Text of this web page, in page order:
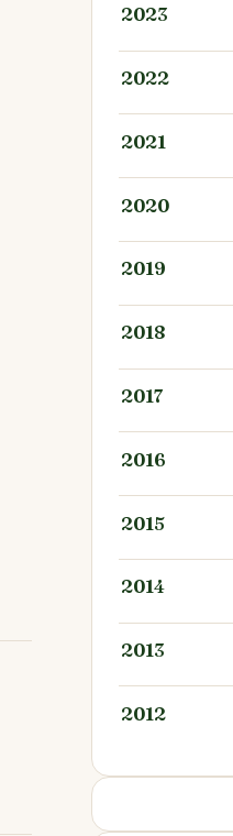
2023
2022
2021
2020
2019
2018
2017
2016
2015
2014
2013
2012